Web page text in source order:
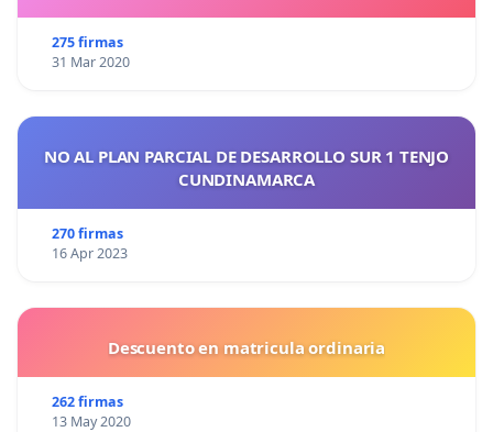
275 firmas
31 Mar 2020
NO AL PLAN PARCIAL DE DESARROLLO SUR 1 TENJO
CUNDINAMARCA
270 firmas
16 Apr 2023
Descuento en matricula ordinaria
262 firmas
13 May 2020